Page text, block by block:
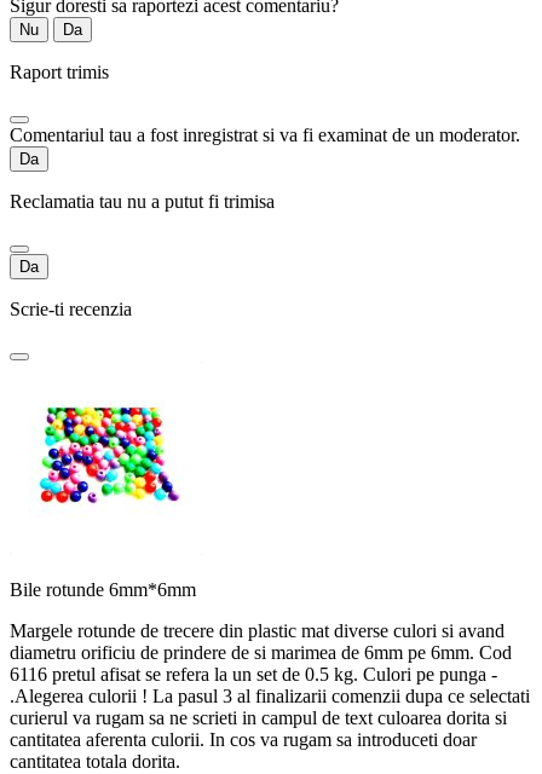
Sigur doresti sa raportezi acest comentariu?
Nu Da
Raport trimis
Comentariul tau a fost inregistrat si va fi examinat de un moderator.
Da
Reclamatia tau nu a putut fi trimisa
Da
Scrie-ti recenzia
Bile rotunde 6mm*6mm
Margele rotunde de trecere din plastic mat diverse culori si avand
diametru orificiu de prindere de si marimea de 6mm pe 6mm. Cod
6116 pretul afisat se refera la un set de 0.5 kg. Culori pe punga -
.Alegerea culorii ! La pasul 3 al finalizarii comenzii dupa ce selectati
curierul va rugam sa ne scrieti in campul de text culoarea dorita si
cantitatea aferenta culorii. In cos va rugam sa introduceti doar
cantitatea totala dorita.